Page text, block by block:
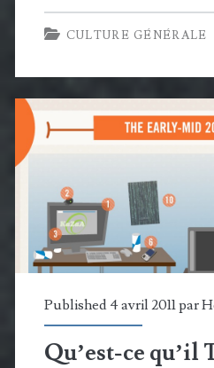
utilise
internet
et
CULTURE GÉNÉRALE
Published 4 avril 2011 par
Qu’est-ce qu’il